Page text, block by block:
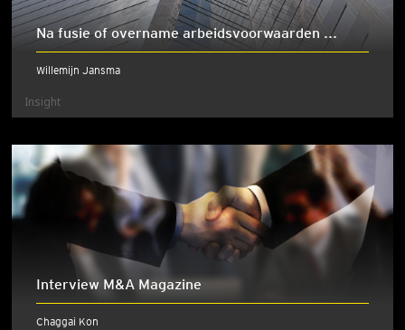
Na fusie of overname arbeidsvoorwaarden ...
Willemijn Jansma
Insight
Interview M&A Magazine
Chaggai Kon